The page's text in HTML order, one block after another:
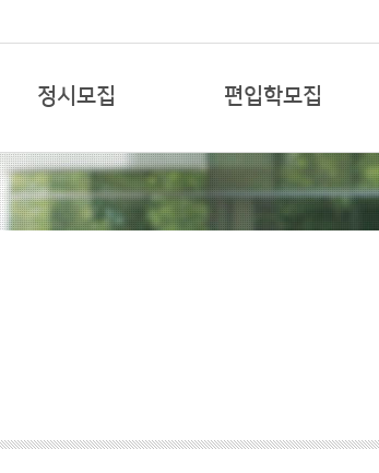
정시모집 편입학모집